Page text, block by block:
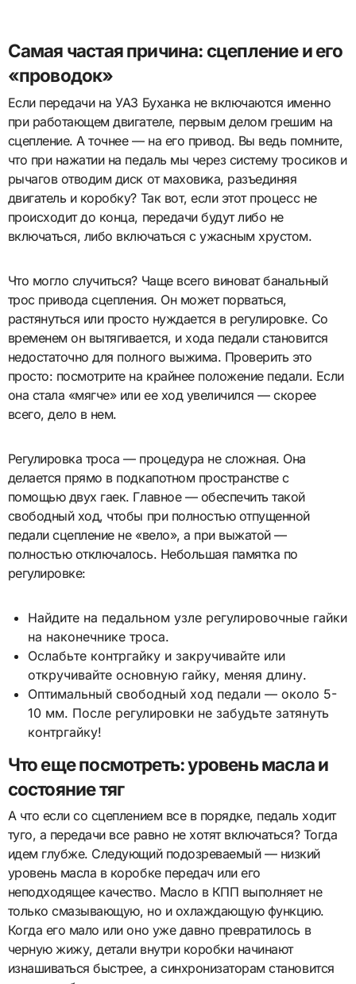
Самая частая причина: сцепление и его
«проводок»
Если передачи на УАЗ Буханка не включаются именно
при работающем двигателе, первым делом грешим на
сцепление. А точнее — на его привод. Вы ведь помните,
что при нажатии на педаль мы через систему тросиков и
рычагов отводим диск от маховика, разъединяя
двигатель и коробку? Так вот, если этот процесс не
происходит до конца, передачи будут либо не
включаться, либо включаться с ужасным хрустом.
Что могло случиться? Чаще всего виноват банальный
трос привода сцепления. Он может порваться,
растянуться или просто нуждается в регулировке. Со
временем он вытягивается, и хода педали становится
недостаточно для полного выжима. Проверить это
просто: посмотрите на крайнее положение педали. Если
она стала «мягче» или ее ход увеличился — скорее
всего, дело в нем.
Регулировка троса — процедура не сложная. Она
делается прямо в подкапотном пространстве с
помощью двух гаек. Главное — обеспечить такой
свободный ход, чтобы при полностью отпущенной
педали сцепление не «вело», а при выжатой —
полностью отключалось. Небольшая памятка по
регулировке:
Найдите на педальном узле регулировочные гайки
на наконечнике троса.
Ослабьте контргайку и закручивайте или
откручивайте основную гайку, меняя длину.
Оптимальный свободный ход педали — около 5-
10 мм. После регулировки не забудьте затянуть
контргайку!
Что еще посмотреть: уровень масла и
состояние тяг
А что если со сцеплением все в порядке, педаль ходит
туго, а передачи все равно не хотят включаться? Тогда
идем глубже. Следующий подозреваемый — низкий
уровень масла в коробке передач или его
неподходящее качество. Масло в КПП выполняет не
только смазывающую, но и охлаждающую функцию.
Когда его мало или оно уже давно превратилось в
черную жижу, детали внутри коробки начинают
изнашиваться быстрее, а синхронизаторам становится